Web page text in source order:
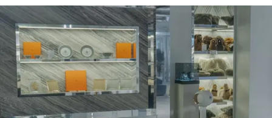
StoneLeafвывела на передний план дизайна
интерьеров инновационные и экологически чистые
изделия из каменного листа.